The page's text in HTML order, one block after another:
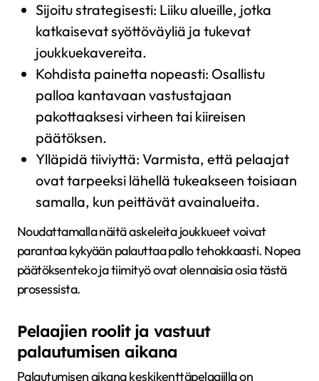
Sijoitu strategisesti: Liiku alueille, jotka
katkaisevat syöttöväyliä ja tukevat
joukkuekavereita.
Kohdista painetta nopeasti: Osallistu
palloa kantavaan vastustajaan
pakottaaksesi virheen tai kiireisen
päätöksen.
Ylläpidä tiiviyttä: Varmista, että pelaajat
ovat tarpeeksi lähellä tukeakseen toisiaan
samalla, kun peittävät avainalueita.
Noudattamalla näitä askeleita joukkueet voivat
parantaa kykyään palauttaa pallo tehokkaasti. Nopea
päätöksenteko ja tiimityö ovat olennaisia osia tästä
prosessista.
Pelaajien roolit ja vastuut
palautumisen aikana
Palautumisen aikana keskikenttäpelaajilla on